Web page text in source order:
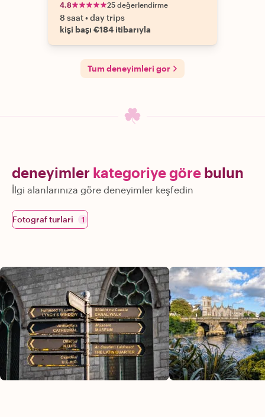
4.8 25 değerlendirme
8 saat•day trips
kişi başı €184 itibarıyla
Tum deneyimleri gor
deneyimler kategoriye göre bulun
İlgi alanlarınıza göre deneyimler keşfedin
Fotograf turlari 1